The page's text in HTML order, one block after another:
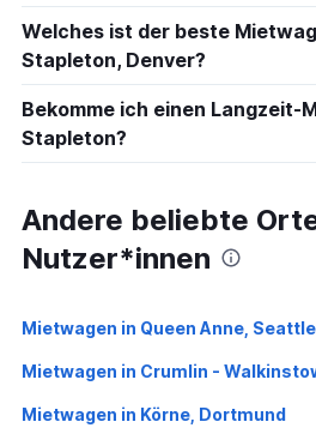
Welches ist der beste
Stapleton, Denver?
Bekomme ich einen Langzeit-
Stapleton?
Andere beliebte
Nutzer*innen
Mietwagen in Queen Anne, Seattle
Mietwagen in Crumlin -
Mietwagen in Körne, Dortmund